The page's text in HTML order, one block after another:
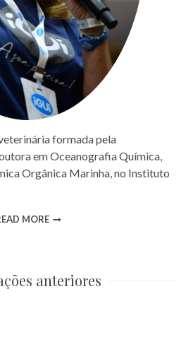
formada pela
em Oceanografia Química,
Orgânica Marinha, no Instituto
MORE
anteriores